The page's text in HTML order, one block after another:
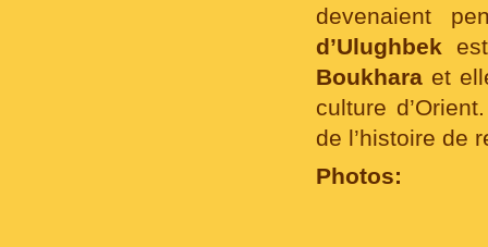
devenaient
d’Ulughbek
Boukhara et
culture
de l’histoire de
Photos: